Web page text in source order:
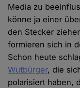
Media zu
könne ja einer
den Stecker
formieren sich in
Schon heute
Wutbürger, die
polarisiert haben,